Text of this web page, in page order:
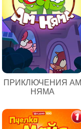
ПРИКЛЮЧЕНИЯ АМ
НЯМА